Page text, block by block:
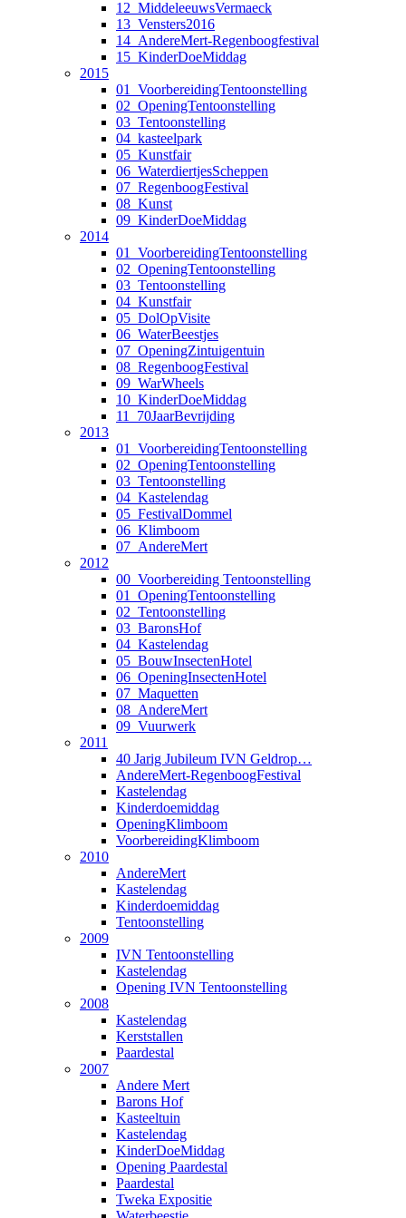
12_MiddeleeuwsVermaeck
13_Vensters2016
14_AndereMert-Regenboogfestival
15_KinderDoeMiddag
2015
01_VoorbereidingTentoonstelling
02_OpeningTentoonstelling
03_Tentoonstelling
04_kasteelpark
05_Kunstfair
06_WaterdiertjesScheppen
07_RegenboogFestival
08_Kunst
09_KinderDoeMiddag
2014
01_VoorbereidingTentoonstelling
02_OpeningTentoonstelling
03_Tentoonstelling
04_Kunstfair
05_DolOpVisite
06_WaterBeestjes
07_OpeningZintuigentuin
08_RegenboogFestival
09_WarWheels
10_KinderDoeMiddag
11_70JaarBevrijding
2013
01_VoorbereidingTentoonstelling
02_OpeningTentoonstelling
03_Tentoonstelling
04_Kastelendag
05_FestivalDommel
06_Klimboom
07_AndereMert
2012
00_Voorbereiding Tentoonstelling
01_OpeningTentoonstelling
02_Tentoonstelling
03_BaronsHof
04_Kastelendag
05_BouwInsectenHotel
06_OpeningInsectenHotel
07_Maquetten
08_AndereMert
09_Vuurwerk
2011
40 Jarig Jubileum IVN Geldrop…
AndereMert-RegenboogFestival
Kastelendag
Kinderdoemiddag
OpeningKlimboom
VoorbereidingKlimboom
2010
AndereMert
Kastelendag
Kinderdoemiddag
Tentoonstelling
2009
IVN Tentoonstelling
Kastelendag
Opening IVN Tentoonstelling
2008
Kastelendag
Kerststallen
Paardestal
2007
Andere Mert
Barons Hof
Kasteeltuin
Kastelendag
KinderDoeMiddag
Opening Paardestal
Paardestal
Tweka Expositie